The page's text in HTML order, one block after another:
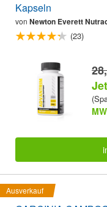
Kapseln
von Newton Everett
(23)
Ausverkauf